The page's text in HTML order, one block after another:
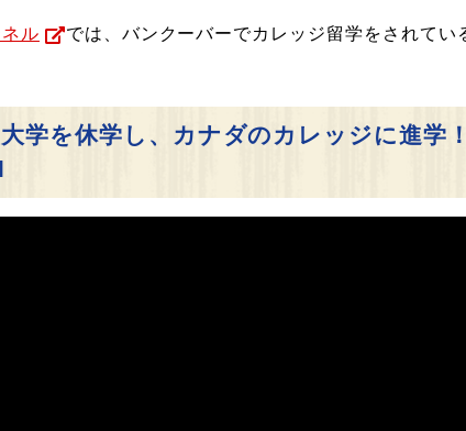
ル
では、バンクーバーでカレッジ留学をされてい
学を休学し、カナダのカレッジに進学